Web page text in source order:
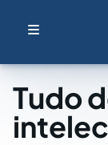
Tudo